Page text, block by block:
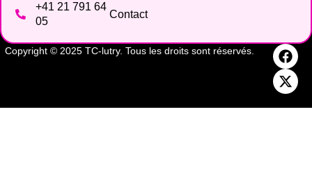
+41 21 791 64
05
Contact
Copyright © 2025 TC-lutry. Tous les droits sont réservés.